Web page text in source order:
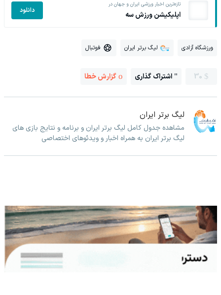
تازه‌ترین اخبار ورزشی ایران و جهان در
اپلیکیشن ورزش سه دانلود
ورزشگاه آزادی لیگ برتر ایران فوتبال
30 اشتراک گذاری گزارش خطا
لیگ برتر ایران
مشاهده جدول کامل لیگ برتر ایران و برنامه و نتایج بازی های
لیگ برتر ایران به همراه اخبار و ویدئوهای اختصاصی